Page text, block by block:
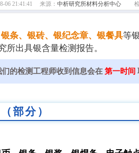
06 21:41:41 来源： 中析研究所材料分析中心
条、银砖、银纪念章、银餐具等
出具银含量检测报告。
的检测工程师收到信息会在第一时间
部分）